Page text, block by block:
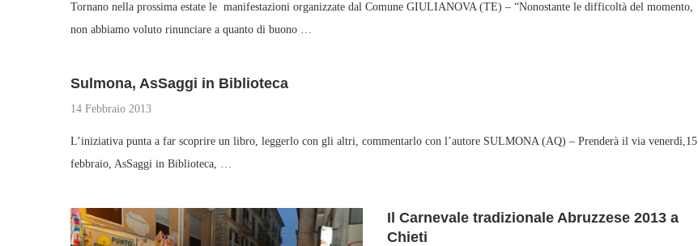
Tornano nella prossima estate le manifestazioni organizzate dal Comune GIULIANOVA (TE) – “Nonostante le difficoltà del momento,
non abbiamo voluto rinunciare a quanto di buono …
Sulmona, AsSaggi in Biblioteca
14 Febbraio 2013
L’iniziativa punta a far scoprire un libro, leggerlo con gli altri, commentarlo con l’autore SULMONA (AQ) – Prenderà il via venerdì,15
febbraio, AsSaggi in Biblioteca, …
Il Carnevale tradizionale Abruzzese 2013 a
Chieti